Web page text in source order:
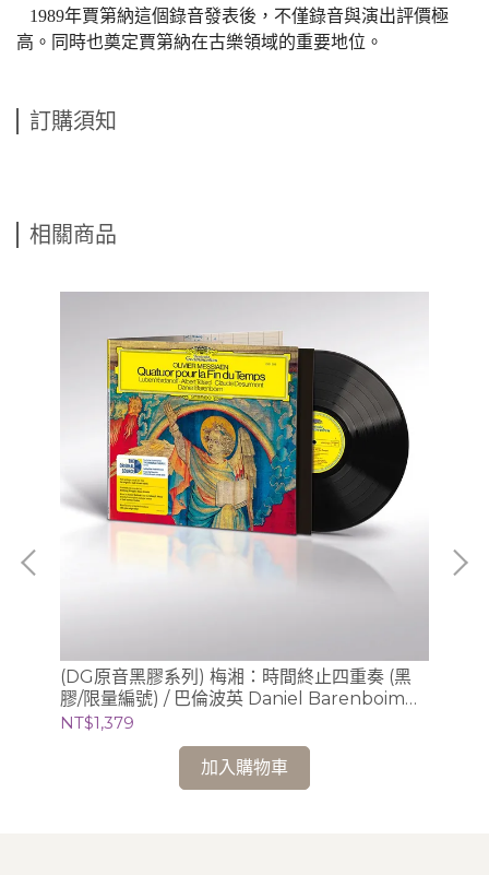
1989年賈第納這個錄音發表後 ，不僅錄音與演出評價極
高 。 同時也奠定賈第納在古樂領域的重要地位 。
訂購須知
相關商品
(DG原音黑膠系列) 梅湘：時間終止四重奏 (黑
膠/限量編號) / 巴倫波英 Daniel Barenboim
(鋼琴)
NT$1,379
加入購物車